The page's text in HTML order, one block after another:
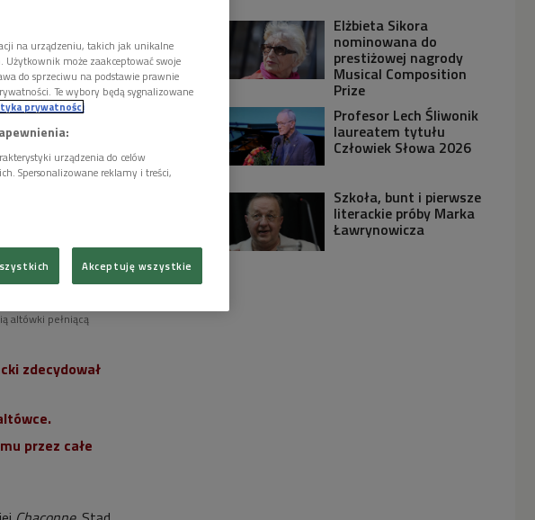
dzieła Bacha –
altówki pełniącą
zdecydował
przez całe
Elżbieta Sikora
nominowana do
prestiżowej nagrody
Musical Composition
Prize
Profesor Lech Śliwonik
laureatem tytułu
Człowiek Słowa 2026
Szkoła, bunt i pierwsze
literackie próby Marka
Ławrynowicza
na urządzeniu, takich jak unikalne
może zaakceptować swoje
do sprzeciwu na podstawie prawnie
Te wybory będą sygnalizowane
prywatności
urządzenia do celów
Spersonalizowane reklamy i treści,
Akceptuję wszystkie